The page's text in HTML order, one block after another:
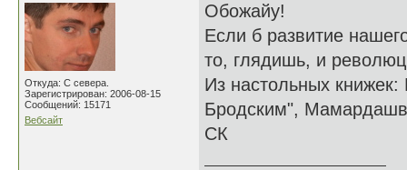
Откуда: С севера.
Зарегистрирован: 2006-08-15
Сообщений: 15171
Вебсайт
Обожайу!
Если б развитие
то, глядишь, и
Из настольных
Бродским",
СК